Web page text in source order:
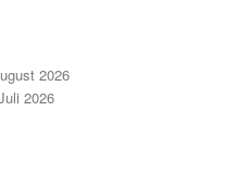
2026
2026